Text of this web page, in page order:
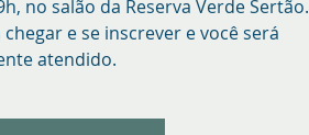
no salão da Reserva Verde Sertão.
e se inscrever e você será
atendido.